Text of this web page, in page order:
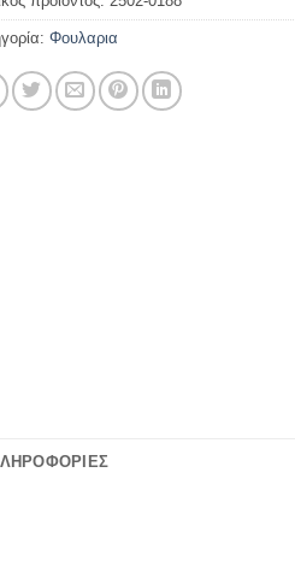
Φουλαρια